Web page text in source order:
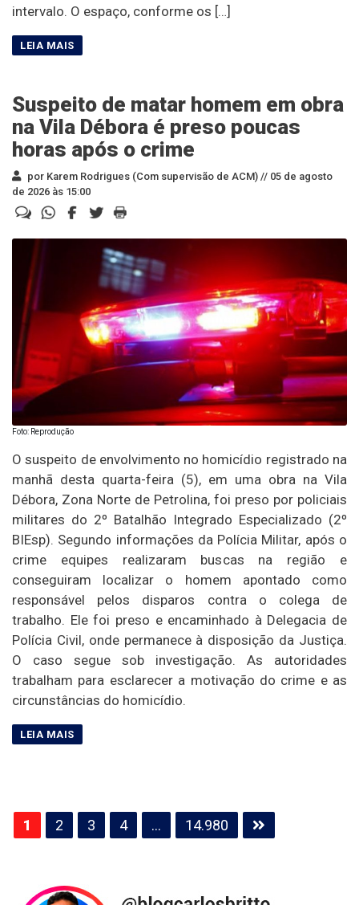
intervalo. O espaço, conforme os […]
Suspeito de matar homem em obra
na Vila Débora é preso poucas
horas após o crime
por Karem Rodrigues (Com supervisão de ACM) // 05 de agosto
de 2026 às 15:00
Foto: Reprodução
O suspeito de envolvimento no homicídio registrado na
manhã desta quarta-feira (5), em uma obra na Vila
Débora, Zona Norte de Petrolina, foi preso por policiais
militares do 2º Batalhão Integrado Especializado (2º
BIEsp). Segundo informações da Polícia Militar, após o
crime equipes realizaram buscas na região e
conseguiram localizar o homem apontado como
responsável pelos disparos contra o colega de
trabalho. Ele foi preso e encaminhado à Delegacia de
Polícia Civil, onde permanece à disposição da Justiça.
O caso segue sob investigação. As autoridades
trabalham para esclarecer a motivação do crime e as
circunstâncias do homicídio.
Paginação
de
1 2 3 4 … 14.980